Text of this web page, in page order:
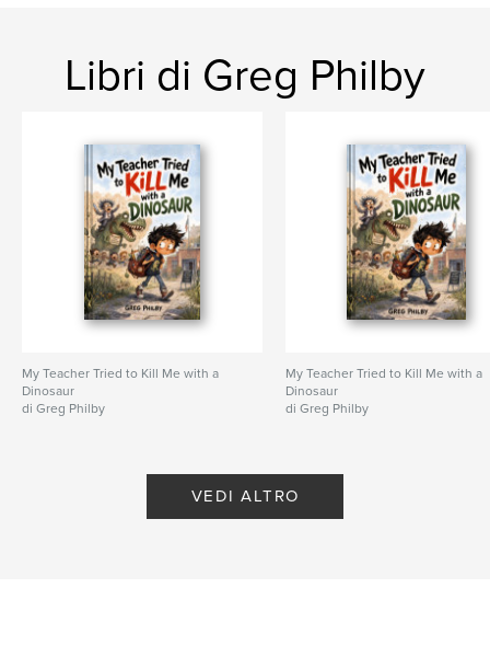
Libri di Greg Philby
My Teacher Tried to Kill Me with a
Dinosaur
di Greg Philby
My Teacher Tried to Kill Me with a
Dinosaur
di Greg Philby
VEDI ALTRO